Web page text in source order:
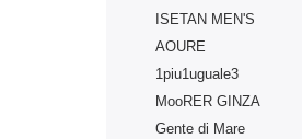
ISETAN MEN'S
AOURE
1piu1uguale3
MooRER GINZA
Gente di Mare